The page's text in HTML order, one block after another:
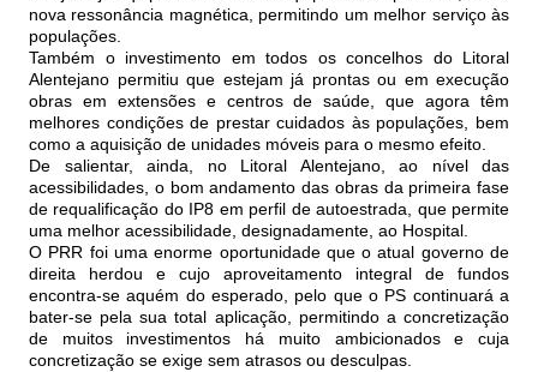
nova ressonância magnética, permitindo um melhor serviço às
populações.
Também o investimento em todos os concelhos do Litoral
Alentejano permitiu que estejam já prontas ou em execução
obras em extensões e centros de saúde, que agora têm
melhores condições de prestar cuidados às populações, bem
como a aquisição de unidades móveis para o mesmo efeito.
De salientar, ainda, no Litoral Alentejano, ao nível das
acessibilidades, o bom andamento das obras da primeira fase
de requalificação do IP8 em perfil de autoestrada, que permite
uma melhor acessibilidade, designadamente, ao Hospital.
O PRR foi uma enorme oportunidade que o atual governo de
direita herdou e cujo aproveitamento integral de fundos
encontra-se aquém do esperado, pelo que o PS continuará a
bater-se pela sua total aplicação, permitindo a concretização
de muitos investimentos há muito ambicionados e cuja
concretização se exige sem atrasos ou desculpas.